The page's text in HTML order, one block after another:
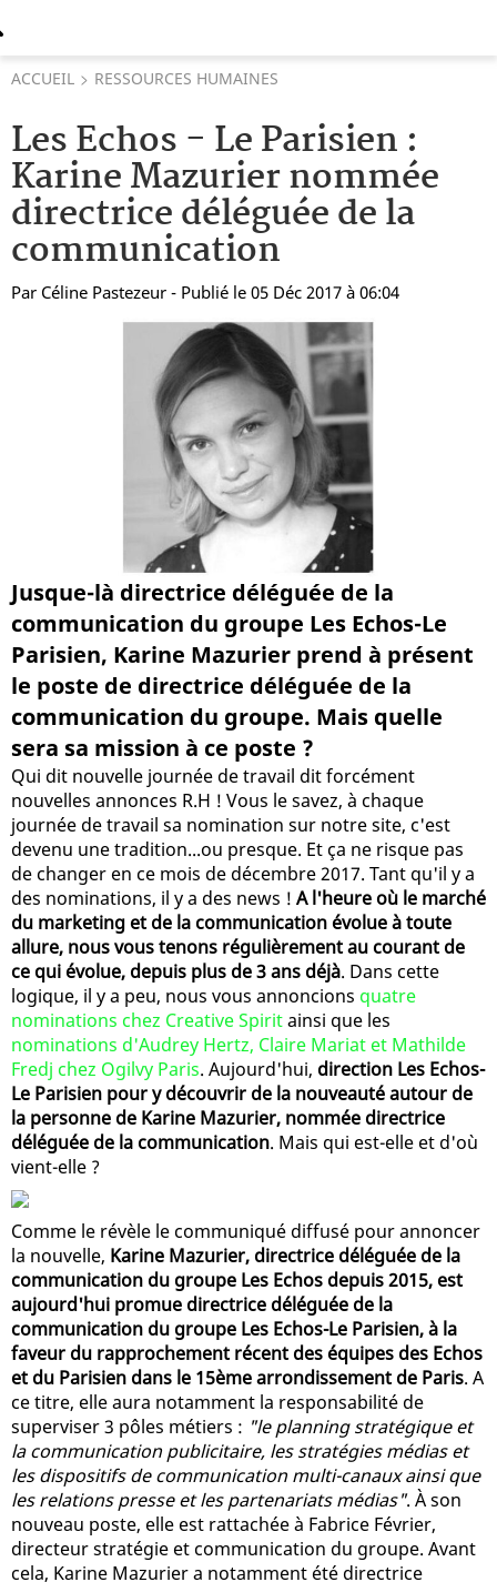
ACCUEIL RESSOURCES HUMAINES
Les Echos - Le Parisien :
Karine Mazurier nommée
directrice déléguée de la
communication
Par Céline Pastezeur - Publié le 05 Déc 2017 à 06:04
Jusque-là directrice déléguée de la
communication du groupe Les Echos-Le
Parisien, Karine Mazurier prend à présent
le poste de directrice déléguée de la
communication du groupe. Mais quelle
sera sa mission à ce poste ?
Qui dit nouvelle journée de travail dit forcément
nouvelles annonces R.H ! Vous le savez, à chaque
journée de travail sa nomination sur notre site, c'est
devenu une tradition...ou presque. Et ça ne risque pas
de changer en ce mois de décembre 2017. Tant qu'il y a
des nominations, il y a des news ! A l'heure où le marché
du marketing et de la communication évolue à toute
allure, nous vous tenons régulièrement au courant de
ce qui évolue, depuis plus de 3 ans déjà. Dans cette
logique, il y a peu, nous vous annoncions quatre
nominations chez Creative Spiritainsi que les
nominations d'Audrey Hertz, Claire Mariat et Mathilde
Fredj chez Ogilvy Paris. Aujourd'hui, direction Les Echos-
Le Parisien pour y découvrir de la nouveauté autour de
la personne de Karine Mazurier, nommée directrice
déléguée de la communication. Mais qui est-elle et d'où
vient-elle ?
Comme le révèle le communiqué diffusé pour annoncer
la nouvelle, Karine Mazurier, directrice déléguée de la
communication du groupe Les Echos depuis 2015, est
aujourd'hui promue directrice déléguée de la
communication du groupe Les Echos-Le Parisien, à la
faveur du rapprochement récent des équipes des Echos
et du Parisien dans le 15ème arrondissement de Paris. A
ce titre, elle aura notamment la responsabilité de
superviser 3 pôles métiers : "le planning stratégique et
la communication publicitaire, les stratégies médias et
les dispositifs de communication multi-canaux ainsi que
les relations presse et les partenariats médias". À son
nouveau poste, elle est rattachée à Fabrice Février,
directeur stratégie et communication du groupe. Avant
cela, Karine Mazurier a notamment été directrice